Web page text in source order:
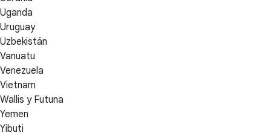
Uganda
Uruguay
Uzbekistán
Vanuatu
Venezuela
Vietnam
Wallis y Futuna
Yemen
Yibuti